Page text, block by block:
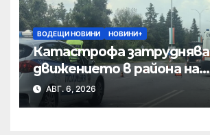
ВОДЕЩИ НОВИНИ НОВИНИ+
Катастрофа затруднява
движението в района на
Хиподрума
АВГ. 6, 2026